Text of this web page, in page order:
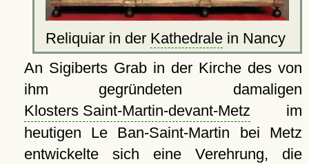
Reliquiar in der Kathedralein Nancy
An Sigiberts Grab in der Kirche des von
ihm gegründeten damaligen
Klosters Saint-Martin-devant-Metz im
heutigen Le Ban-Saint-Martin bei Metz
entwickelte sich eine Verehrung, die